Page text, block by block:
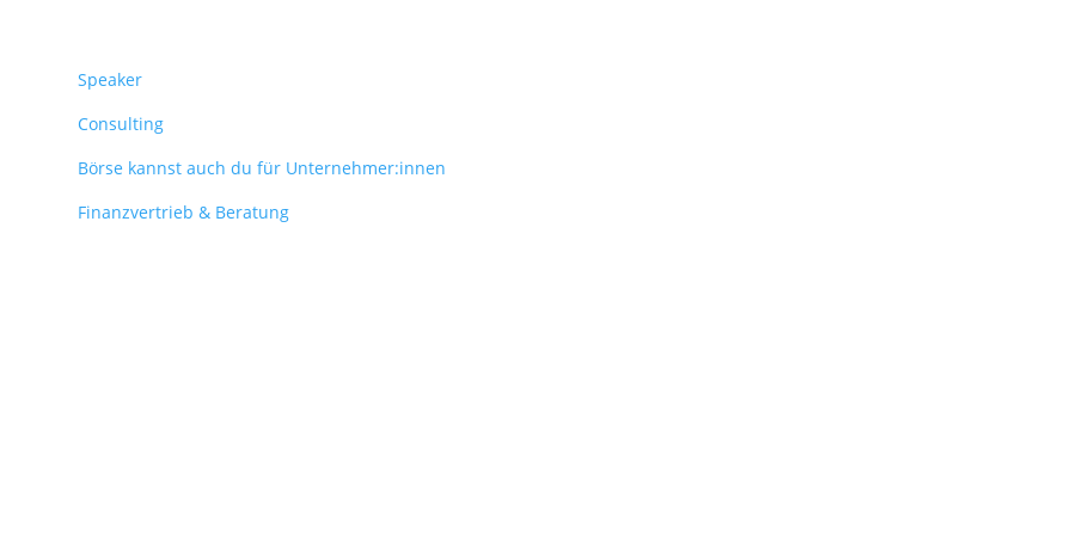
Speaker
Consulting
Börse kannst auch du für Unternehmer:innen
Finanzvertrieb & Beratung